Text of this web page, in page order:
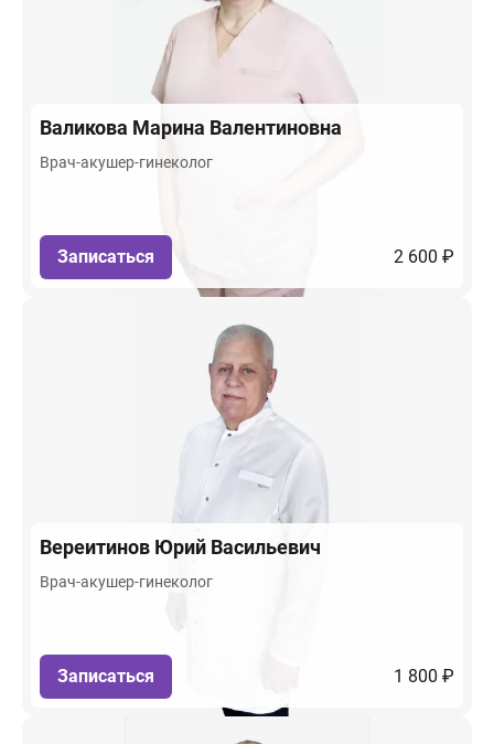
Валикова Марина Валентиновна
Врач-акушер-гинеколог
Записаться 2 600 ₽
Вереитинов Юрий Васильевич
Врач-акушер-гинеколог
Записаться 1 800 ₽